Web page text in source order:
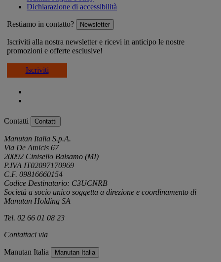
Dichiarazione di accessibilità
Restiamo in contatto? Newsletter
Iscriviti alla nostra newsletter e ricevi in anticipo le nostre
promozioni e offerte esclusive!
Iscriviti
Contatti Contatti
Manutan Italia S.p.A.
Via De Amicis 67
20092 Cinisello Balsamo (MI)
P.IVA IT02097170969
C.F. 09816660154
Codice Destinatario: C3UCNRB
Società a socio unico soggetta a direzione e coordinamento di
Manutan Holding SA
Tel. 02 66 01 08 23
Contattaci via
Manutan Italia Manutan Italia